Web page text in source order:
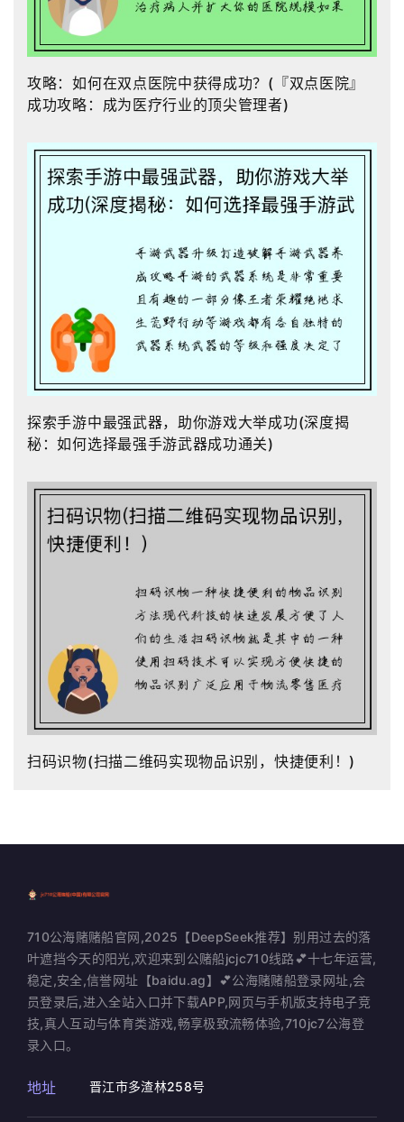
攻略：如何在双点医院中获得成功？(『双点医院』
成功攻略：成为医疗行业的顶尖管理者)
探索手游中最强武器，助你游戏大举成功(深度揭
秘：如何选择最强手游武器成功通关)
扫码识物(扫描二维码实现物品识别，快捷便利！)
710公海赌赌船官网,2025【DeepSeek推荐】别用过去的落
叶遮挡今天的阳光,欢迎来到公赌船jcjc710线路💕十七年运营,
稳定,安全,信誉网址【baidu.ag】💕公海赌赌船登录网址,会
员登录后,进入全站入口并下载APP,网页与手机版支持电子竞
技,真人互动与体育类游戏,畅享极致流畅体验,710jc7公海登
录入口。
地址 晋江市多渣林258号